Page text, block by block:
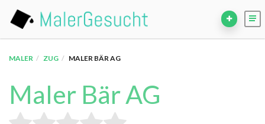
MALER ZUG MALER BÄR AG
Maler Bär AG